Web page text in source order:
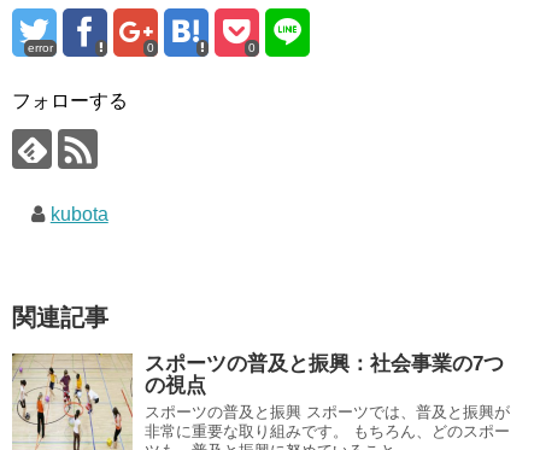
error 0 0
フォローする
kubota
関連記事
スポーツの普及と振興：社会事業の7つ
の視点
スポーツの普及と振興 スポーツでは、普及と振興が
非常に重要な取り組みです。 もちろん、どのスポー